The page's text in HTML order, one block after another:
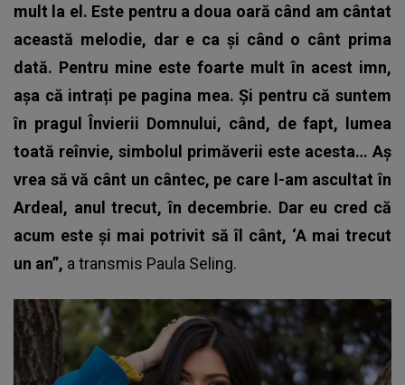
mult la el. Este pentru a doua oară când am cântat
această melodie, dar e ca și când o cânt prima
dată. Pentru mine este foarte mult în acest imn,
așa că intrați pe pagina mea. Și pentru că suntem
în pragul Învierii Domnului, când, de fapt, lumea
toată reînvie, simbolul primăverii este acesta… Aș
vrea să vă cânt un cântec, pe care l-am ascultat în
Ardeal, anul trecut, în decembrie. Dar eu cred că
acum este și mai potrivit să îl cânt, ‘A mai trecut
un an”, a transmis Paula Seling.